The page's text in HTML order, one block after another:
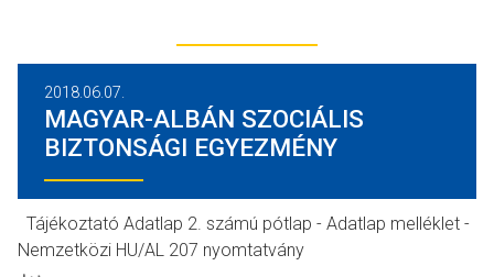
2018.06.07.
MAGYAR-ALBÁN SZOCIÁLIS
BIZTONSÁGI EGYEZMÉNY
Tájékoztató Adatlap 2. számú pótlap - Adatlap melléklet -
Nemzetközi HU/AL 207 nyomtatvány